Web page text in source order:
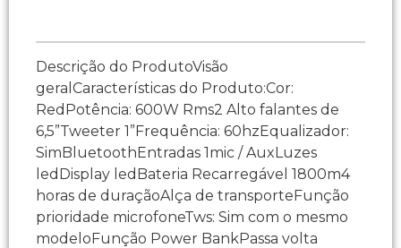
Descrição do ProdutoVisão
geralCaracterísticas do Produto:Cor:
RedPotência: 600W Rms2 Alto falantes de
6,5”Tweeter 1”Frequência: 60hzEqualizador:
SimBluetoothEntradas 1mic / AuxLuzes
ledDisplay ledBateria Recarregável 1800m4
horas de duraçãoAlça de transporteFunção
prioridade microfoneTws: Sim com o mesmo
modeloFunção Power BankPassa volta